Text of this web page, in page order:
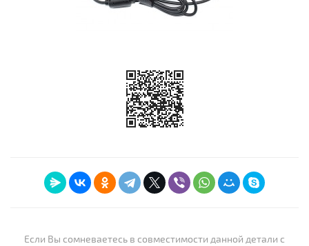
Если Вы сомневаетесь в совместимости данной детали с